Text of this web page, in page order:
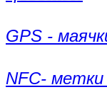
GPS -
NFC-